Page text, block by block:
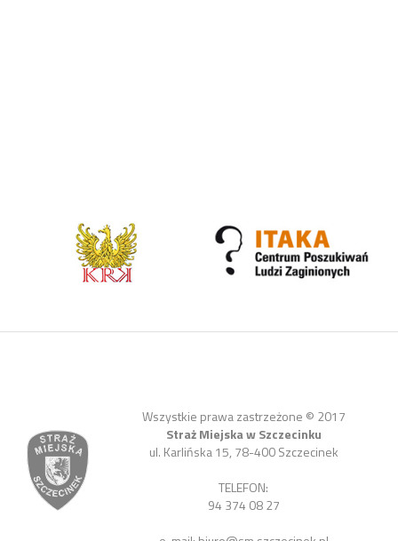
Wszystkie prawa zastrzeżone © 2017
Straż Miejska w Szczecinku
ul. Karlińska 15, 78-400 Szczecinek
TELEFON:
94 374 08 27